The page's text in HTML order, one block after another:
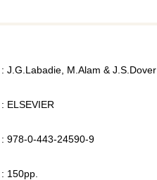
: J.G.Labadie, M.Alam & J.S.Dover
: ELSEVIER
: 978-0-443-24590-9
: 150pp.